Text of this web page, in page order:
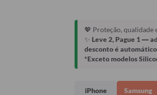
💖 Proteção, qualidade
✨ Leve 2, Pague 1—
desconto é
*Exceto modelos
iPhone Samsung